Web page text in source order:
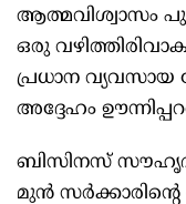
ആത്മവിശ്വാസം
ഒരു
പ്രധാന വ്യവസായ
അദ്ദേഹം
ബിസിനസ്
മുന്‍ സര്‍ക്കാരിന്റെ